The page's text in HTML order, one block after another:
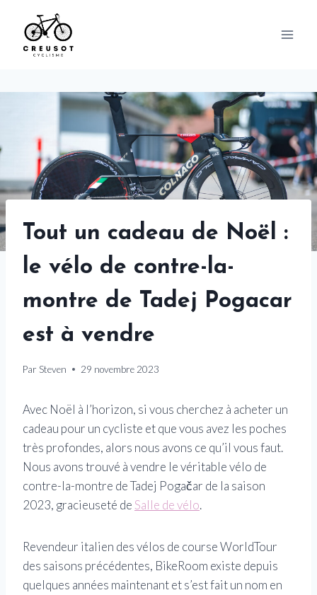
content
Tout un cadeau de Noël :
le vélo de contre-la-
montre de Tadej Pogacar
est à vendre
Par Steven 29 novembre 2023
Avec Noël à l’horizon, si vous cherchez à acheter un
cadeau pour un cycliste et que vous avez les poches
très profondes, alors nous avons ce qu’il vous faut.
Nous avons trouvé à vendre le véritable vélo de
contre-la-montre de Tadej Pogačar de la saison
2023, gracieuseté deSalle de vélo.
Revendeur italien des vélos de course WorldTour
des saisons précédentes, BikeRoom existe depuis
quelques années maintenant et s’est fait un nom en